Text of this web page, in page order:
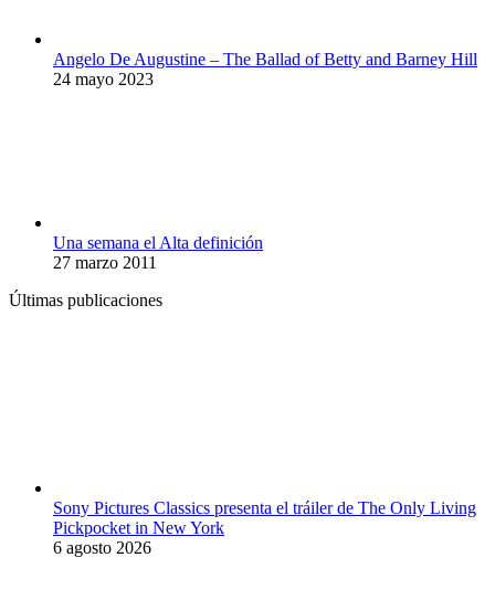
Angelo De Augustine – The Ballad of Betty and Barney Hill
24 mayo 2023
Una semana el Alta definición
27 marzo 2011
Últimas publicaciones
Sony Pictures Classics presenta el tráiler de The Only Living
Pickpocket in New York
6 agosto 2026